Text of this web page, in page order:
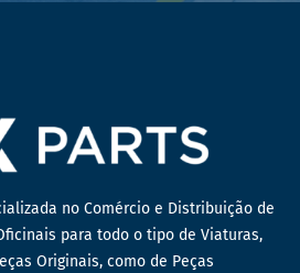
no Comércio e Distribuição de
para todo o tipo de Viaturas,
Originais, como de Peças